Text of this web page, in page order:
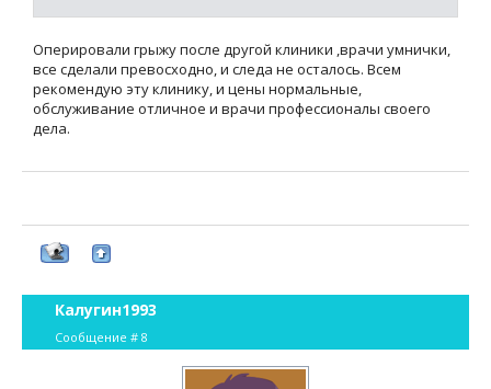
Оперировали грыжу после другой клиники ,врачи умнички,
все сделали превосходно, и следа не осталось. Всем
рекомендую эту клинику, и цены нормальные,
обслуживание отличное и врачи профессионалы своего
дела.
Калугин1993
Сообщение # 8